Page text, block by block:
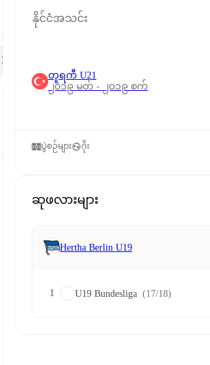
နိုင်ငံအသင်း
တူရကီ U21
၂၀၁၉ မတ် - ၂၀၁၉ စက်
ပွဲစဉ်များ ဂိုး
ဆုဖလားများ
Hertha Berlin U19
1 U19 Bundesliga (17/18)